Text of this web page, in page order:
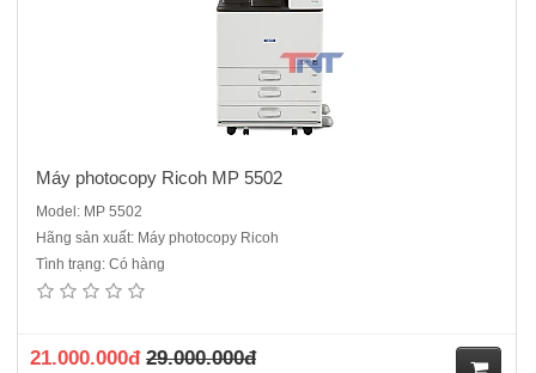
Máy photocopy Ricoh MP 5502
Model: MP 5502
Hãng sản xuất: Máy photocopy Ricoh
Tình trạng: Có hàng
21.000.000đ 29.000.000đ
Máy photocopy Ricoh MP5054 - là dòng máy cũ ĐQSD nhập khẩu về
Việt NamChức năng chuẩn: Photocopy+in mạng + scan màu mạng +